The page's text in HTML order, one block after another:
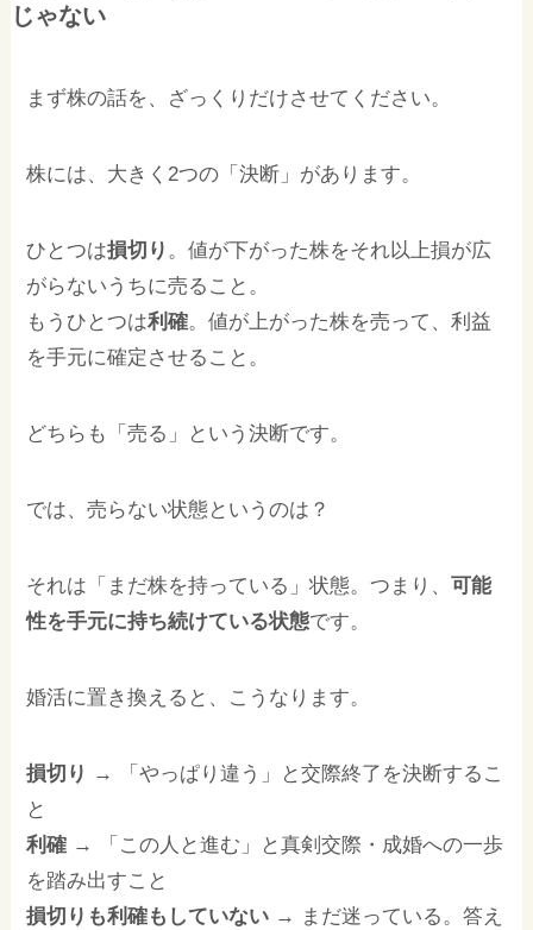
じゃない
まず株の話を、ざっくりだけさせてください。
株には、大きく2つの「決断」があります。
ひとつは損切り 。値が下がった株をそれ以上損が広
がらないうちに売ること。
もうひとつは利確。値が上がった株を売って、利益
を手元に確定させること。
どちらも「売る」という決断です。
では、売らない状態というのは？
それは「まだ株を持っている」状態。つまり、可能
性を手元に持ち続けている状態です。
婚活に置き換えると、こうなります。
損切り → 「やっぱり違う」と交際終了を決断するこ
と
利確 → 「この人と進む」と真剣交際・成婚への一歩
を踏み出すこと
損切りも利確もしていない → まだ迷っている。答え